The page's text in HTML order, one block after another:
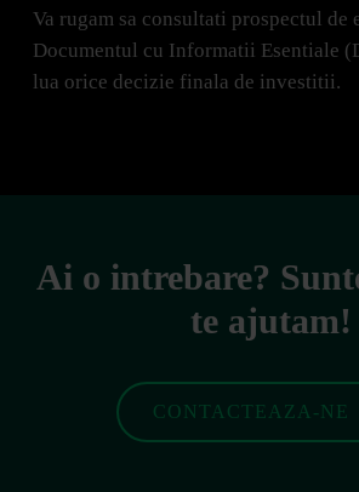
Va rugam sa consultati prospectul de
Documentul cu Informatii Esentiale
lua orice decizie finala de investitii.
Ai o intrebare?
te ajutam!
CONTACTEAZA-NE